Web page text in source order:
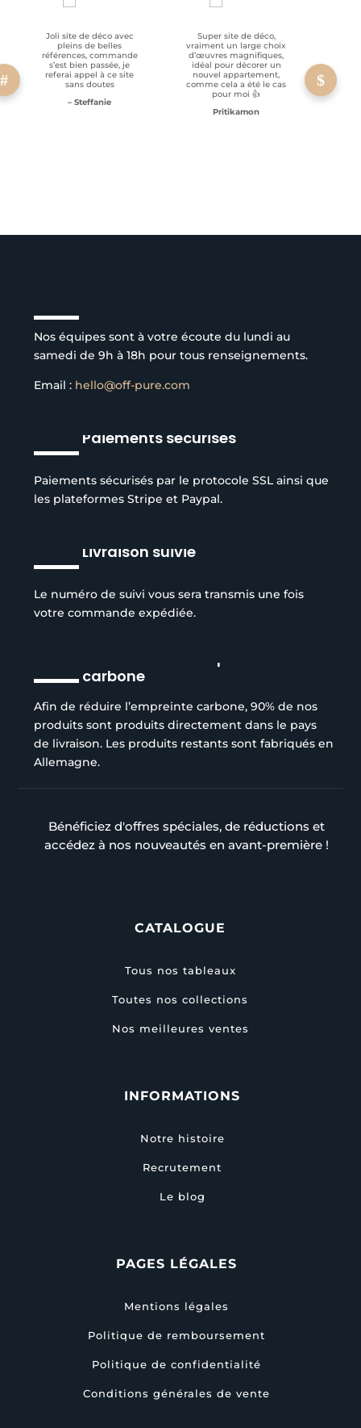
Joli site de déco avec
pleins de belles
références, commande
s’est bien passée, je
referai appel à ce site
sans doutes
– Steffanie
Super site de déco,
vraiment un large choix
d’œuvres magnifiques,
idéal pour décorer un
nouvel appartement,
comme cela a été le cas
pour moi 👍
Pritikamon
Nos équipes sont à votre écoute du lundi au
samedi de 9h à 18h pour tous renseignements.
Email : hello@off-pure.com
Paiements sécurisés
Paiements sécurisés par le protocole SSL ainsi que
les plateformes Stripe et Paypal.
Livraison suivie
Le numéro de suivi vous sera transmis une fois
votre commande expédiée.
carbone
Afin de réduire l’empreinte carbone, 90% de nos
produits sont produits directement dans le pays
de livraison. Les produits restants sont fabriqués en
Allemagne.
Bénéficiez d'offres spéciales, de réductions et
accédez à nos nouveautés en avant-première !
CATALOGUE
Tous nos tableaux
Toutes nos collections
Nos meilleures ventes
INFORMATIONS
Notre histoire
Recrutement
Le blog
PAGES LÉGALES
Mentions légales
Politique de remboursement
Politique de confidentialité
Conditions générales de vente